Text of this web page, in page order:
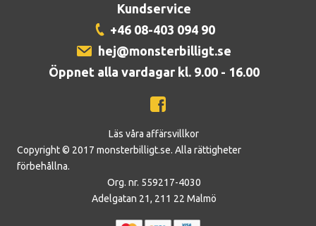
Kundservice
+46 08-403 094 90
hej@monsterbilligt.se
Öppnet alla vardagar kl. 9.00 - 16.00
Läs våra affärsvillkor
Copyright © 2017 monsterbilligt.se. Alla rättigheter
förbehållna.
Org. nr. 559217-4030
Adelgatan 21, 211 22 Malmö